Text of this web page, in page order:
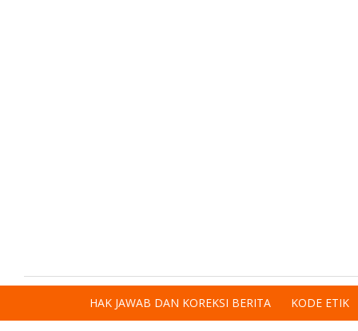
HAK JAWAB DAN KOREKSI BERITA KODE ETIK